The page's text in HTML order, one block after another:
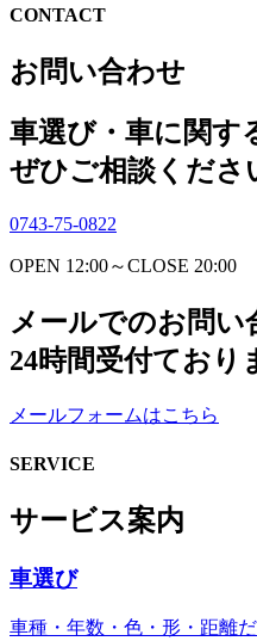
CONTACT
お問い合わせ
車選び・車に関す
ぜひご相談くださ
0743-75-0822
OPEN 12:00～CLOSE 20:00
メールでのお問い
24時間受付ており
メールフォームはこちら
SERVICE
サービス案内
車選び
車種・年数・色・形・距離